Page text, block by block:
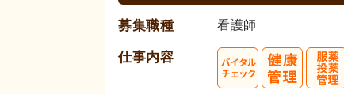
募集職種 看護師
仕事内容